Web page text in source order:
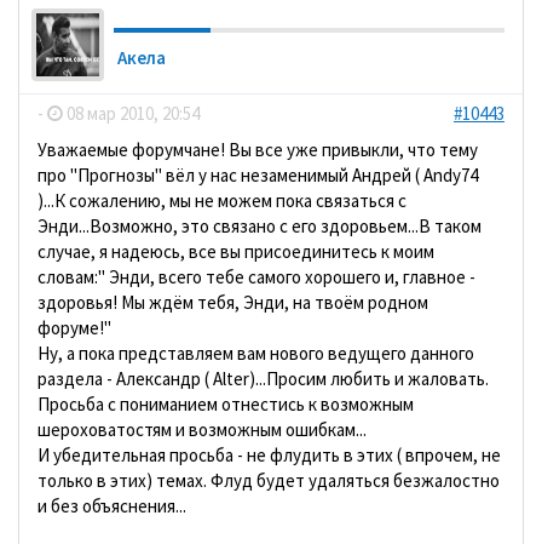
Акела
- 08 мар 2010, 20:54
#10443
Уважаемые форумчане! Вы все уже привыкли, что тему
про "Прогнозы" вёл у нас незаменимый Андрей ( Andy74
)...К сожалению, мы не можем пока связаться с
Энди...Возможно, это связано с его здоровьем...В таком
случае, я надеюсь, все вы присоединитесь к моим
словам:" Энди, всего тебе самого хорошего и, главное -
здоровья! Мы ждём тебя, Энди, на твоём родном
форуме!"
Ну, а пока представляем вам нового ведущего данного
раздела - Александр ( Alter)...Просим любить и жаловать.
Просьба с пониманием отнестись к возможным
шероховатостям и возможным ошибкам...
И убедительная просьба - не флудить в этих ( впрочем, не
только в этих) темах. Флуд будет удаляться безжалостно
и без объяснения...